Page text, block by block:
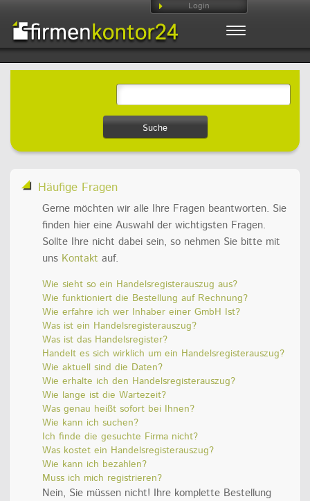
Login
Toggle
navigation
Häufige Fragen
Gerne möchten wir alle Ihre Fragen beantworten. Sie
finden hier eine Auswahl der wichtigsten Fragen.
Sollte Ihre nicht dabei sein, so nehmen Sie bitte mit
uns Kontakt auf.
Wie sieht so ein Handelsregisterauszug aus?
Wie funktioniert die Bestellung auf Rechnung?
Wie erfahre ich wer Inhaber einer GmbH Ist?
Was ist ein Handelsregisterauszug?
Was ist das Handelsregister?
Handelt es sich wirklich um ein Handelsregisterauszug?
Wie aktuell sind die Daten?
Wie erhalte ich den Handelsregisterauszug?
Wie lange ist die Wartezeit?
Was genau heißt sofort bei Ihnen?
Wie kann ich suchen?
Ich finde die gesuchte Firma nicht?
Was kostet ein Handelsregisterauszug?
Wie kann ich bezahlen?
Muss ich mich registrieren?
Nein, Sie müssen nicht! Ihre komplette Bestellung